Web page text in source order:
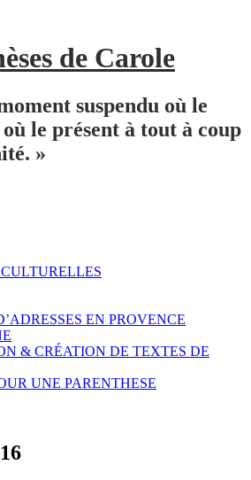
de Carole
suspendu où le
le présent à tout à coup
»
EN PROVENCE
& CRÉATION DE TEXTES DE
UNE PARENTHESE